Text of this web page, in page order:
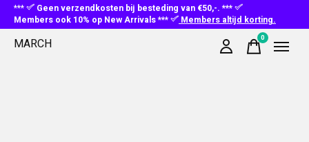
***
Geen verzendkosten bij besteding van €50,-. ***
Members ook 10% op New Arrivals ***
Members altijd korting.
MARCH 0items